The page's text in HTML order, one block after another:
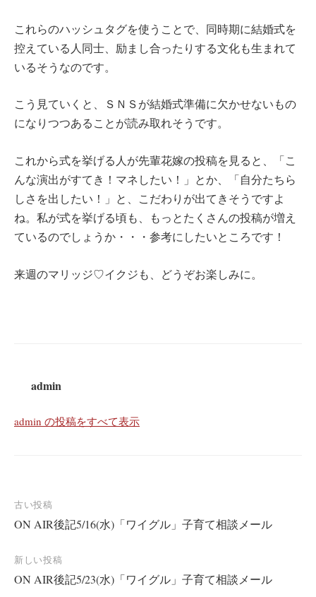
これらのハッシュタグを使うことで、同時期に結婚式を
控えている人同士、励まし合ったりする文化も生まれて
いるそうなのです。
こう見ていくと、ＳＮＳが結婚式準備に欠かせないもの
になりつつあることが読み取れそうです。
これから式を挙げる人が先輩花嫁の投稿を見ると、「こ
んな演出がすてき！マネしたい！」とか、「自分たちら
しさを出したい！」と、こだわりが出てきそうですよ
ね。私が式を挙げる頃も、もっとたくさんの投稿が増え
ているのでしょうか・・・参考にしたいところです！
来週のマリッジ♡イクジも、どうぞお楽しみに。
admin
admin の投稿をすべて表示
投
稿
ナ
ビ
古い投稿
ON AIR後記5/16(水)「ワイグル」子育て相談メール
新しい投稿
ON AIR後記5/23(水)「ワイグル」子育て相談メール